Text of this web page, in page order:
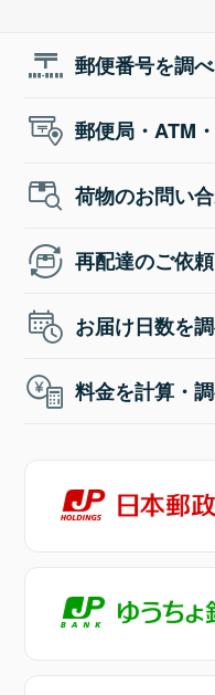
郵便番号を調
郵便局・ATM
荷物のお問い
再配達のご依頼
お届け日数を
料金を計算・